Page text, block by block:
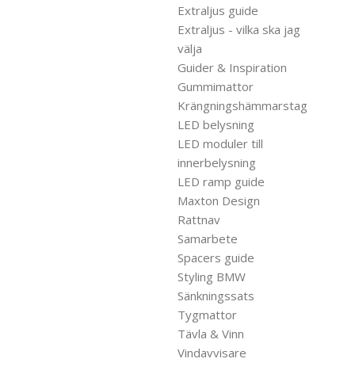
Extraljus guide
Extraljus - vilka ska jag
välja
Guider & Inspiration
Gummimattor
Krängningshämmarstag
LED belysning
LED moduler till
innerbelysning
LED ramp guide
Maxton Design
Rattnav
Samarbete
Spacers guide
Styling BMW
Sänkningssats
Tygmattor
Tävla & Vinn
Vindavvisare